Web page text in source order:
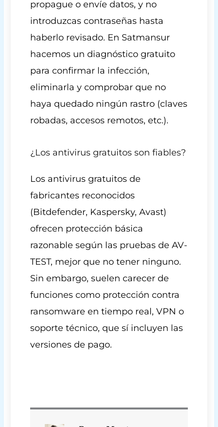
propague o envíe datos, y no
introduzcas contraseñas hasta
haberlo revisado. En Satmansur
hacemos un diagnóstico gratuito
para confirmar la infección,
eliminarla y comprobar que no
haya quedado ningún rastro (claves
robadas, accesos remotos, etc.).
¿Los antivirus gratuitos son fiables?
Los antivirus gratuitos de
fabricantes reconocidos
(Bitdefender, Kaspersky, Avast)
ofrecen protección básica
razonable según las pruebas de AV-
TEST, mejor que no tener ninguno.
Sin embargo, suelen carecer de
funciones como protección contra
ransomware en tiempo real, VPN o
soporte técnico, que sí incluyen las
versiones de pago.